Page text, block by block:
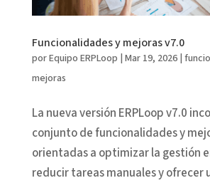
Funcionalidades y mejoras v7.0
porEquipo ERPLoop Mar 19, 2026|
mejoras
La nueva versión ERPLoop v7.0
conjunto de funcionalidades y
orientadas a optimizar la gestión
reducir tareas manuales y ofrecer